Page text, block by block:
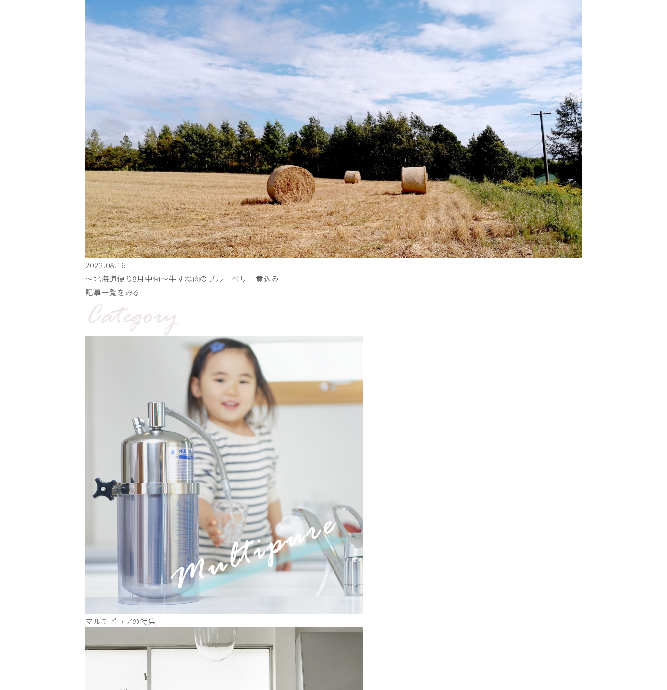
2022.08.16
〜北海道便り8月中旬～牛すね肉のブルーベリー煮込み
記事一覧をみる
マルチピュアの特集